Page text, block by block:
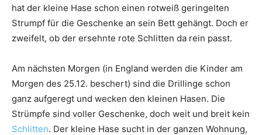
hat der kleine Hase schon einen rotweiß geringelten
Strumpf für die Geschenke an sein Bett gehängt. Doch er
zweifelt, ob der ersehnte rote Schlitten da rein passt.
Am nächsten Morgen (in England werden die Kinder am
Morgen des 25.12. beschert) sind die Drillinge schon
ganz aufgeregt und wecken den kleinen Hasen. Die
Strümpfe sind voller Geschenke, doch weit und breit kein
Schlitten. Der kleine Hase sucht in der ganzen Wohnung,